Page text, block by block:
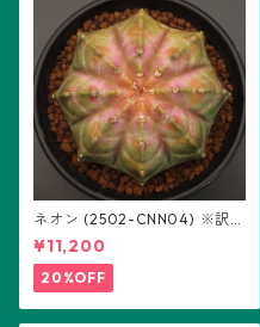
ネオン (2502-CNN04) ※訳あ
り：ギムノカリキウム属 ※実
生
¥11,200
20%OFF